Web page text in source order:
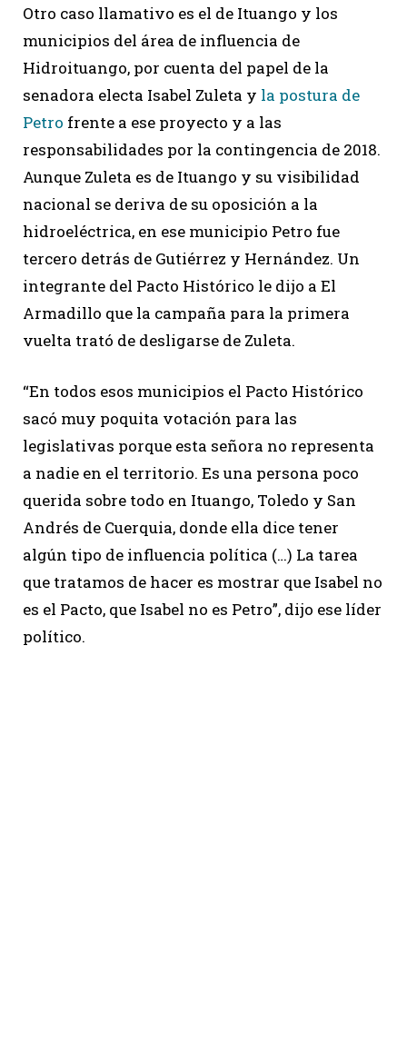
Otro caso llamativo es el de Ituango y los
municipios del área de influencia de
Hidroituango, por cuenta del papel de la
senadora electa Isabel Zuleta y la postura de
Petro frente a ese proyecto y a las
responsabilidades por la contingencia de 2018.
Aunque Zuleta es de Ituango y su visibilidad
nacional se deriva de su oposición a la
hidroeléctrica, en ese municipio Petro fue
tercero detrás de Gutiérrez y Hernández. Un
integrante del Pacto Histórico le dijo a El
Armadillo que la campaña para la primera
vuelta trató de desligarse de Zuleta.
“En todos esos municipios el Pacto Histórico
sacó muy poquita votación para las
legislativas porque esta señora no representa
a nadie en el territorio. Es una persona poco
querida sobre todo en Ituango, Toledo y San
Andrés de Cuerquia, donde ella dice tener
algún tipo de influencia política (…) La tarea
que tratamos de hacer es mostrar que Isabel no
es el Pacto, que Isabel no es Petro”, dijo ese líder
político.